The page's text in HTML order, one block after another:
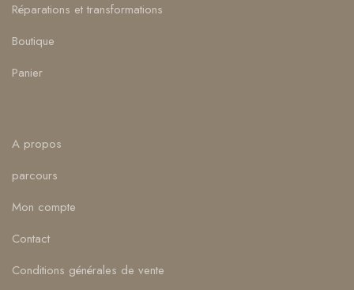
Réparations et transformations
Boutique
Panier
A propos
parcours
Mon compte
Contact
Conditions générales de vente